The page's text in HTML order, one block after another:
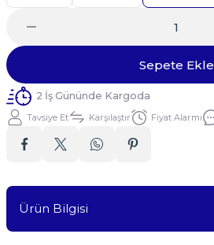
Sepete Ekle
2 İş Gününde Kargoda
Tavsiye Et Karşılaştır Fiyat Alarmı
Ürün Bilgisi